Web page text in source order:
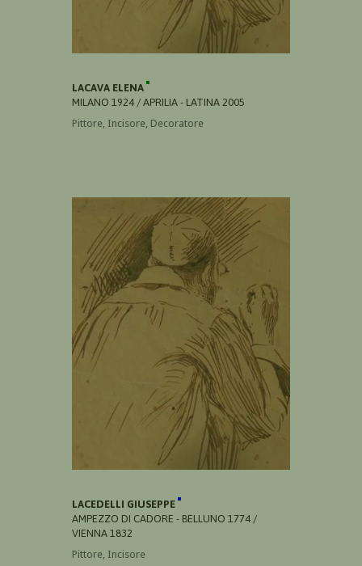
LACAVA ELENA
MILANO 1924 / APRILIA - LATINA 2005
Pittore, Incisore, Decoratore
LACEDELLI GIUSEPPE
AMPEZZO DI CADORE - BELLUNO 1774 /
VIENNA 1832
Pittore, Incisore